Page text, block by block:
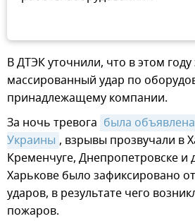
В ДТЭК уточнили, что в этом
массированный удар по
принадлежащему компании.
За ночь тревога была
Украины , взрывы прозвучали в
Кременчуге, Днепропетровске и
Харькове было зафиксировано
ударов, в результате чего
пожаров.